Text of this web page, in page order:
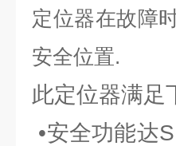
定位器在故障
安全位置.
此定位器满足
•安全功能达